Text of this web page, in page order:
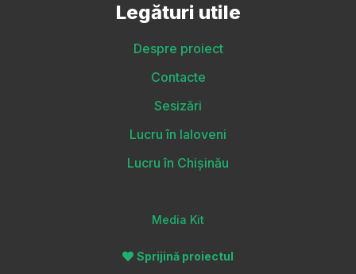
Legături utile
Despre proiect
Contacte
Sesizări
Lucru în Ialoveni
Lucru în Chișinău
Media Kit
Sprijină proiectul